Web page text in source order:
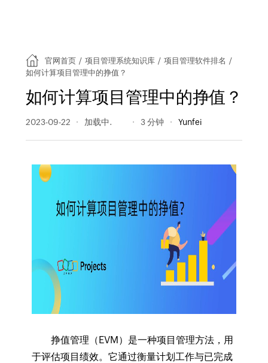
官网首页 / 项目管理系统知识库 / 项目管理软件排名 /
如何计算项目管理中的挣值？
如何计算项目管理中的挣值？
2023-09-22 955 阅读量 3 分钟 Yunfei
挣值管理（EVM）是一种项目管理方法，用
于评估项目绩效。它通过衡量计划工作与已完成